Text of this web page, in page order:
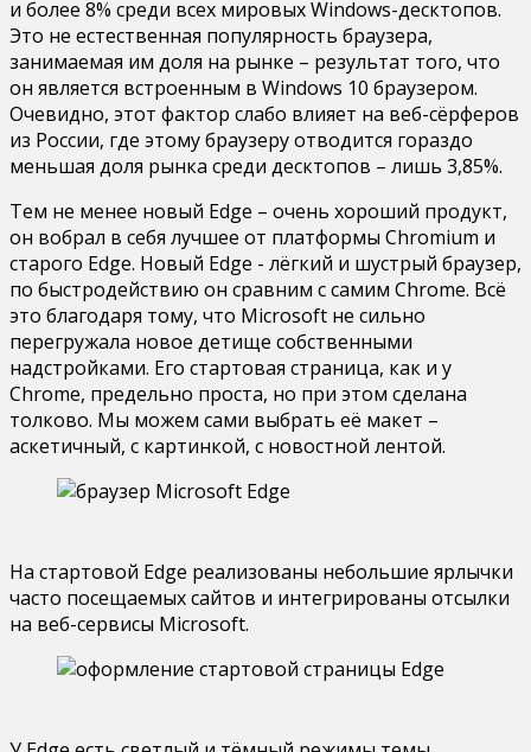
и более 8% среди всех мировых Windows-десктопов.
Это не естественная популярность браузера,
занимаемая им доля на рынке – результат того, что
он является встроенным в Windows 10 браузером.
Очевидно, этот фактор слабо влияет на веб-сёрферов
из России, где этому браузеру отводится гораздо
меньшая доля рынка среди десктопов – лишь 3,85%.
Тем не менее новый Edge – очень хороший продукт,
он вобрал в себя лучшее от платформы Chromium и
старого Edge. Новый Edge - лёгкий и шустрый браузер,
по быстродействию он сравним с самим Chrome. Всё
это благодаря тому, что Microsoft не сильно
перегружала новое детище собственными
надстройками. Его стартовая страница, как и у
Chrome, предельно проста, но при этом сделана
толково. Мы можем сами выбрать её макет –
аскетичный, с картинкой, с новостной лентой.
На стартовой Edge реализованы небольшие ярлычки
часто посещаемых сайтов и интегрированы отсылки
на веб-сервисы Microsoft.